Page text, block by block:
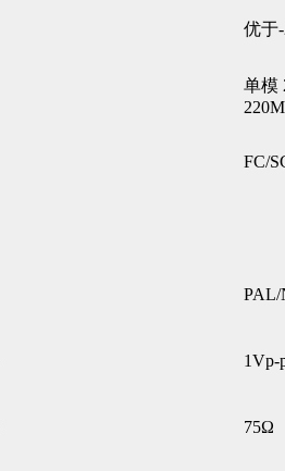
优于
单模
FC/
PAL/
1Vp-
75Ω